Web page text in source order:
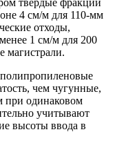
4 см/м для 110-мм
отходы,
1 см/м для 200
магистрали.
полипропиленовые
чем чугунные,
при одинаковом
учитывают
высоты ввода в